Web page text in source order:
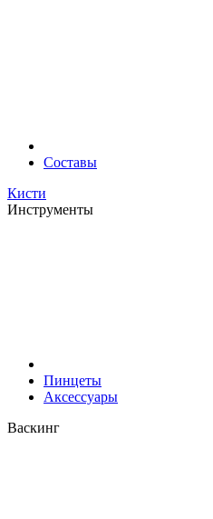
Составы
Кисти
Инструменты
Пинцеты
Аксессуары
Васкинг